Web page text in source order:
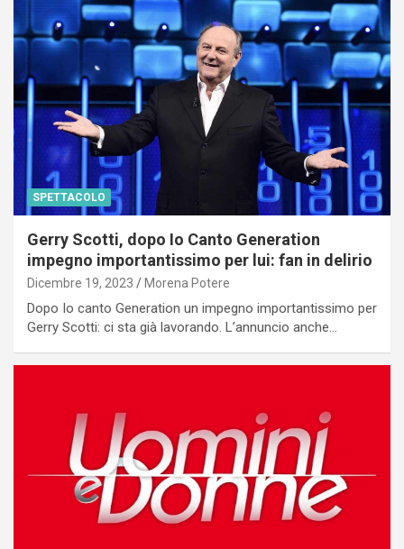
SPETTACOLO
Gerry Scotti, dopo Io Canto Generation
impegno importantissimo per lui: fan in delirio
Dicembre 19, 2023 Morena Potere
Dopo Io canto Generation un impegno importantissimo per
Gerry Scotti: ci sta già lavorando. L’annuncio anche…